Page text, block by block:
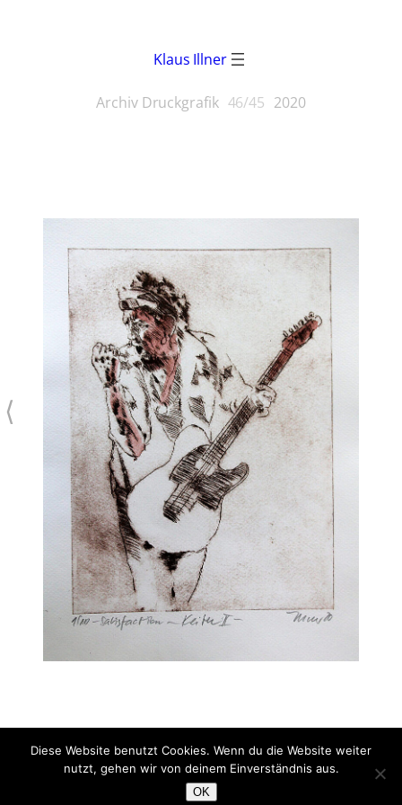
Klaus Illner
Archiv Druckgrafik 46/45 2020
Keith II
Kaltnadelradierung coloriert
⟨
Diese Website benutzt Cookies. Wenn du die Website weiter
nutzt, gehen wir von deinem Einverständnis aus.
OK